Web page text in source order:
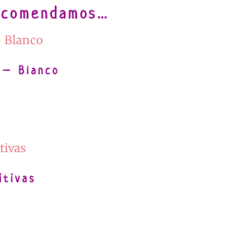
Blanco